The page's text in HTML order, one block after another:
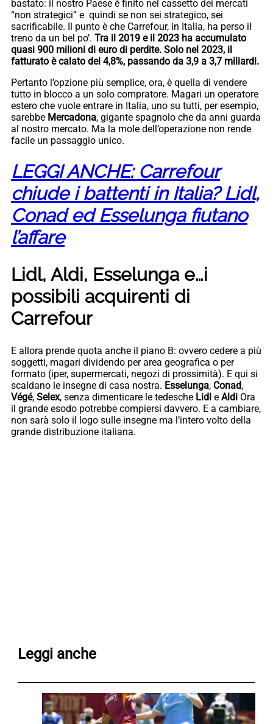
bastato: il nostro Paese è finito nel cassetto dei mercati
“non strategici” e quindi se non sei strategico, sei
sacrificabile. Il punto è che Carrefour, in Italia, ha perso il
treno da un bel po’. Tra il 2019 e il 2023 ha accumulato
quasi 900 milioni di euro di perdite. Solo nel 2023, il
fatturato è calato del 4,8%, passando da 3,9 a 3,7 miliardi.
Pertanto l’opzione più semplice, ora, è quella di vendere
tutto in blocco a un solo compratore. Magari un operatore
estero che vuole entrare in Italia, uno su tutti, per esempio,
sarebbe Mercadona, gigante spagnolo che da anni guarda
al nostro mercato. Ma la mole dell’operazione non rende
facile un passaggio unico.
LEGGI ANCHE: Carrefour
chiude i battenti in Italia? Lidl,
Conad ed Esselunga fiutano
l’affare
Lidl, Aldi, Esselunga e…i
possibili acquirenti di
Carrefour
E allora prende quota anche il piano B: ovvero cedere a più
soggetti, magari dividendo per area geografica o per
formato (iper, supermercati, negozi di prossimità). E qui si
scaldano le insegne di casa nostra. Esselunga, Conad,
Végé, Selex, senza dimenticare le tedesche Lidl e Aldi Ora
il grande esodo potrebbe compiersi davvero. E a cambiare,
non sarà solo il logo sulle insegne ma l’intero volto della
grande distribuzione italiana.
Leggi anche